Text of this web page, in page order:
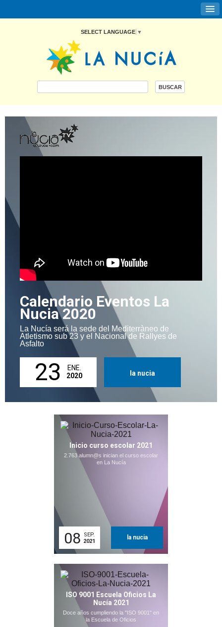
SELECT LANGUAGE ▼
Calendario Eventos La
Nucia 2020
La Nucía será la sede del Mediterràneo de
Atletismo sub 23 y el Nacional de Rallyes de
Asfalto
23
ENE.
2020
la nucia
Inicio curso escolar 2021
2.763 alumn@s inician el curso escolar
en La Nucía
08
SEP.
2021
la nucia
ISO 9001 Escuela Oficios La
Nucía 2021
Doce años cumpliendo la "ISO 9001" en
la Escuela de Oficios